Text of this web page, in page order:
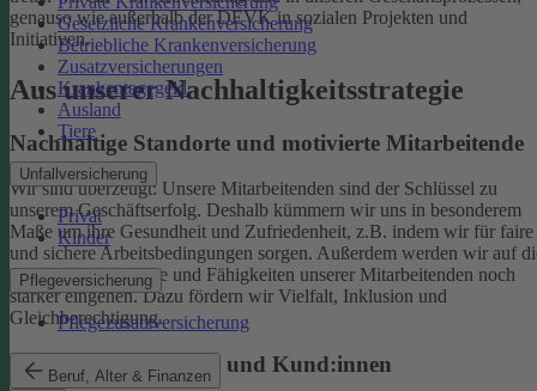
Gesetzliche Krankenversicherung
Betriebliche Krankenversicherung
Zusatzversicherungen
Krankentagegeld
Ausland
Tiere
Unfallversicherung
Privat
Kinder
Pflegeversicherung
Pflegezusatzversicherung
Beruf, Alter & Finanzen
genauso wie außerhalb der DEVK in sozialen Projekten und
Initiativen.
Aus unserer Nachhaltigkeitsstrategie
Nachhaltige Standorte und motivierte Mitarbeitende
Wir sind überzeugt: Unsere Mitarbeitenden sind der Schlüssel zu
unserem Geschäftserfolg. Deshalb kümmern wir uns in besonderem
Maße um ihre Gesundheit und Zufriedenheit, z.B. indem wir für faire
und sichere Arbeitsbedingungen sorgen. Außerdem werden wir auf
individuellen Talente und Fähigkeiten unserer Mitarbeitenden noch
stärker eingehen. Dazu fördern wir Vielfalt, Inklusion und
Gleichberechtigung.
Begeisterte Mitglieder und Kund:innen